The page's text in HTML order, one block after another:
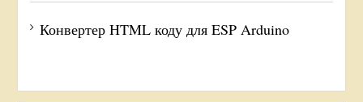
Конвертер HTML коду для ESP Arduino